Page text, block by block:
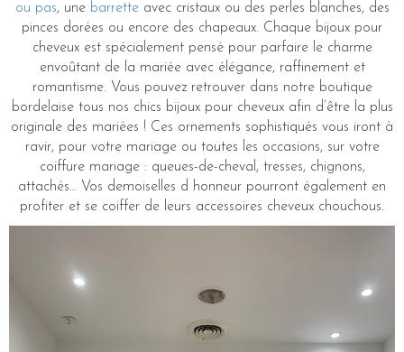
ou pas, unebarrette avec cristaux ou des perles blanches, des
pinces dorées ou encore des chapeaux. Chaque bijoux pour
cheveux est spécialement pensé pour parfaire le charme
envoûtant de la mariée avec élégance, raffinement et
romantisme. Vous pouvez retrouver dans notre boutique
bordelaise tous nos chics bijoux pour cheveux afin d’être la plus
originale des mariées ! Ces ornements sophistiqués vous iront à
ravir, pour votre mariage ou toutes les occasions, sur votre
coiffure mariage : queues-de-cheval, tresses, chignons,
attachés… Vos demoiselles d honneur pourront également en
profiter et se coiffer de leurs accessoires cheveux chouchous.